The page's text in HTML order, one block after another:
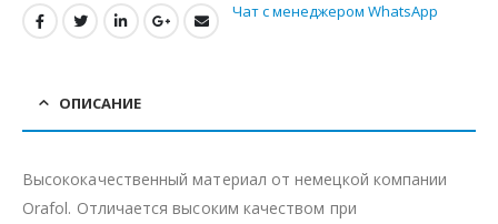
Чат с менеджером WhatsApp
ОПИСАНИЕ
Высококачественный материал от немецкой компании
Orafol. Отличается высоким качеством при